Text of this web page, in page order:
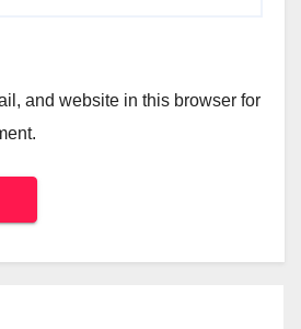
and website in this browser for